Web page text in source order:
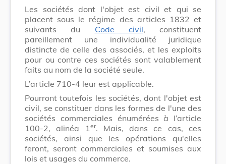
Les sociétés dont l'objet est civil et qui se
placent sous le régime des articles 1832 et
suivants du Code civil, constituent
pareillement une individualité juridique
distincte de celle des associés, et les exploits
pour ou contre ces sociétés sont valablement
faits au nom de la société seule.
L’article 710-4 leur est applicable.
Pourront toutefois les sociétés, dont l'objet est
civil, se constituer dans les formes de l'une des
sociétés commerciales énumérées à l’article
100-2, alinéa 1 er. Mais, dans ce cas, ces
sociétés, ainsi que les opérations qu'elles
feront, seront commerciales et soumises aux
lois et usages du commerce.